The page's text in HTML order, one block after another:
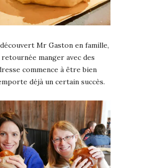
Mr Gaston en famille,
retournée manger avec des
commence à être bien
déjà un certain succès.